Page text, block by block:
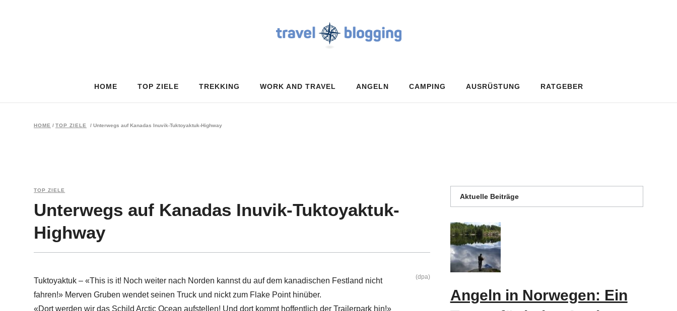
HOME TOP ZIELE TREKKING WORK AND TRAVEL ANGELN CAMPING AUSRÜSTUNG RATGEBER
HOME / TOP ZIELE / Unterwegs auf Kanadas Inuvik-Tuktoyaktuk-Highway
TOP ZIELE
Unterwegs auf Kanadas Inuvik-Tuktoyaktuk-
Highway
Tuktoyaktuk – «This is it! Noch weiter nach Norden kannst du auf dem kanadischen Festland nicht
fahren!» Merven Gruben wendet seinen Truck und nickt zum Flake Point hinüber.
«Dort werden wir das Schild Arctic Ocean aufstellen! Und dort kommt hoffentlich der Trailerpark hin!»
(dpa)
Aktuelle Beiträge
Angeln in Norwegen: Ein